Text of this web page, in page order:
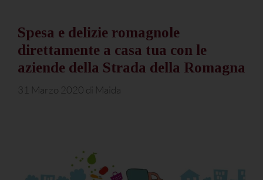
Spesa e delizie romagnole
direttamente a casa tua con le
aziende della Strada della Romagna
31 Marzo 2020 di Maida